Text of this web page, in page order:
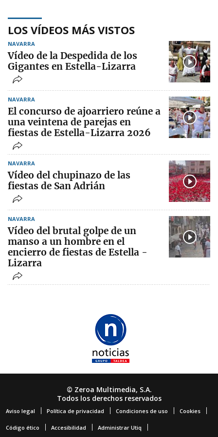
LOS VÍDEOS MÁS VISTOS
NAVARRA
Vídeo de la Despedida de los
Gigantes en Estella-Lizarra
NAVARRA
El concurso de ajoarriero reúne a
una veintena de parejas en
fiestas de Estella-Lizarra 2026
NAVARRA
Vídeo del chupinazo de las
fiestas de San Adrián
NAVARRA
Vídeo del brutal golpe de un
manso a un hombre en el
encierro de fiestas de Estella -
Lizarra
© Zeroa Multimedia, S.A.
Todos los derechos reservados
Aviso legal Política de privacidad Condiciones de uso Cookies
Código ético Accesibilidad Administrar Utiq